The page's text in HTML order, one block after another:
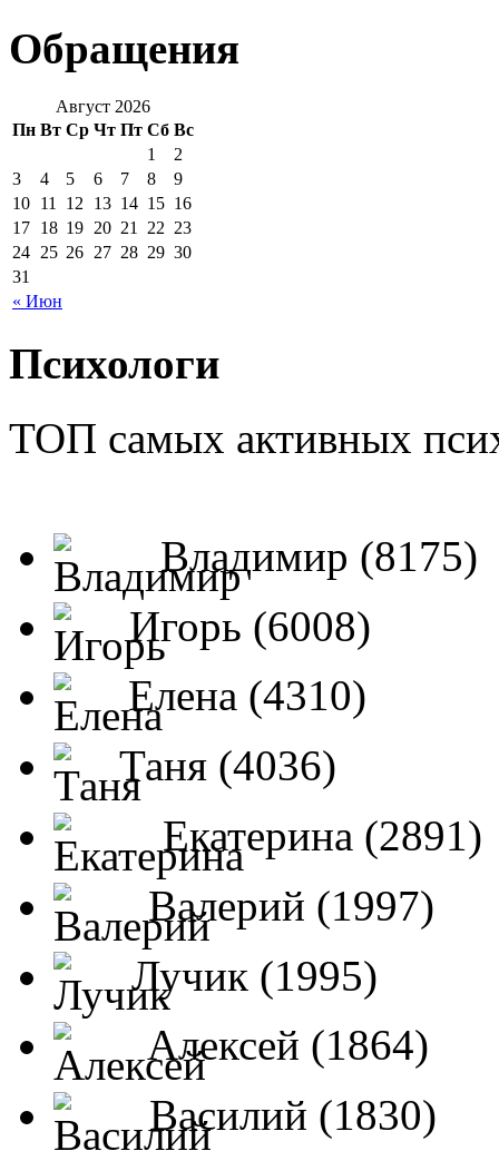
Обращения
Август 2026
Пн Вт Ср Чт Пт Сб Вс
« Июн
1
2
3
4 5 6 7 8
9
10 11 12 13 14 15 16
17 18 19 20 21 22 23
24 25 26 27 28 29 30
31
Психологи
ТОП самых активных
Владимир (8175)
Игорь (6008)
Елена (4310)
Таня (4036)
Екатерина (2891)
Валерий (1997)
Лучик (1995)
Алексей (1864)
Василий (1830)